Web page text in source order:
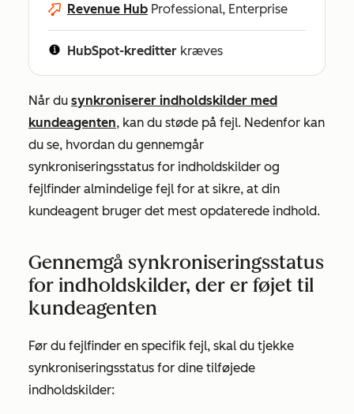
Revenue Hub Professional, Enterprise
HubSpot-kreditter kræves
Når du synkroniserer indholdskilder med
kundeagenten, kan du støde på fejl. Nedenfor kan
du se, hvordan du gennemgår
synkroniseringsstatus for indholdskilder og
fejlfinder almindelige fejl for at sikre, at din
kundeagent bruger det mest opdaterede indhold.
Gennemgå synkroniseringsstatus
for indholdskilder, der er føjet til
kundeagenten
Før du fejlfinder en specifik fejl, skal du tjekke
synkroniseringsstatus for dine tilføjede
indholdskilder: